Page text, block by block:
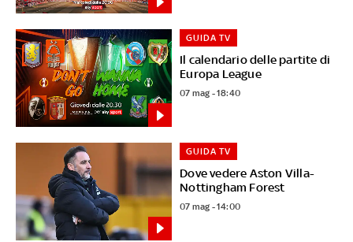
Il calendario delle partite di
Europa League
GUIDA TV
07 mag - 18:40
Dove vedere Aston Villa-
Nottingham Forest
GUIDA TV
07 mag - 14:00